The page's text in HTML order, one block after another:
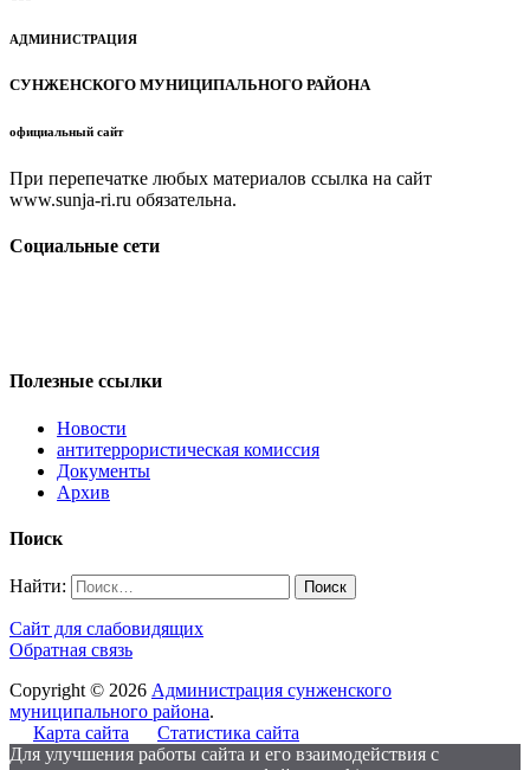
АДМИНИСТРАЦИЯ
СУНЖЕНСКОГО МУНИЦИПАЛЬНОГО РАЙОНА
официальный сайт
При перепечатке любых материалов ссылка на сайт
www.sunja-ri.ru обязательна.
Социальные сети
Полезные ссылки
Новости
антитеррористическая комиссия
Документы
Архив
Поиск
Найти:
Сайт для слабовидящих
Обратная связь
Copyright © 2026 Администрация сунженского
муниципального района.
Карта сайта
Статистика сайта
Для улучшения работы сайта и его взаимодействия с